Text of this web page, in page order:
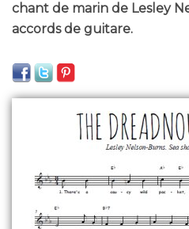
chant de marin de Lesley
accords de guitare.